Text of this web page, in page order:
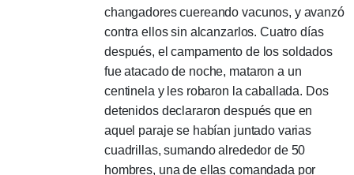
changadores cuereando vacunos, y avanzó
contra ellos sin alcanzarlos.Cuatro días
después, el campamento de los soldados
fue atacado de noche, mataron a un
centinela y les robaron la caballada. Dos
detenidos declararon después que en
aquel paraje se habían juntado varias
cuadrillas, sumando alrededor de 50
hombres, una de ellas comandada por